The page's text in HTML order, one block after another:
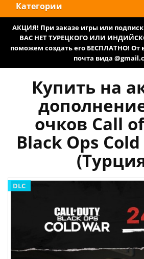
Категории
АКЦИЯ! При заказе игры или
ВАС НЕТ ТУРЕЦКОГО ИЛИ
поможем создать его БЕСПЛАТНО! От
почта вида
Купить на
очков Call
Black Ops
DLC